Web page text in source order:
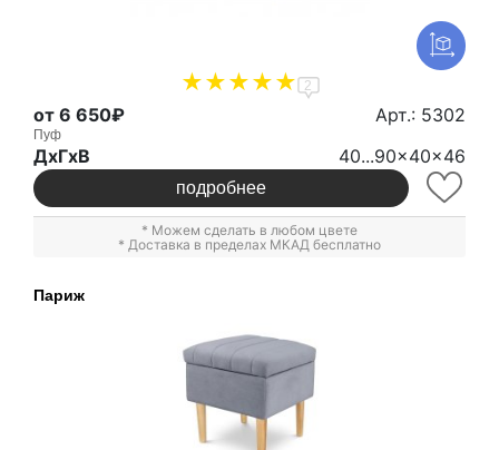
2
от 6 650₽ Арт.: 5302
Пуф
ДxГxВ 40...90x40x46
подробнее
* Можем сделать в любом цвете
* Доставка в пределах МКАД бесплатно
Париж